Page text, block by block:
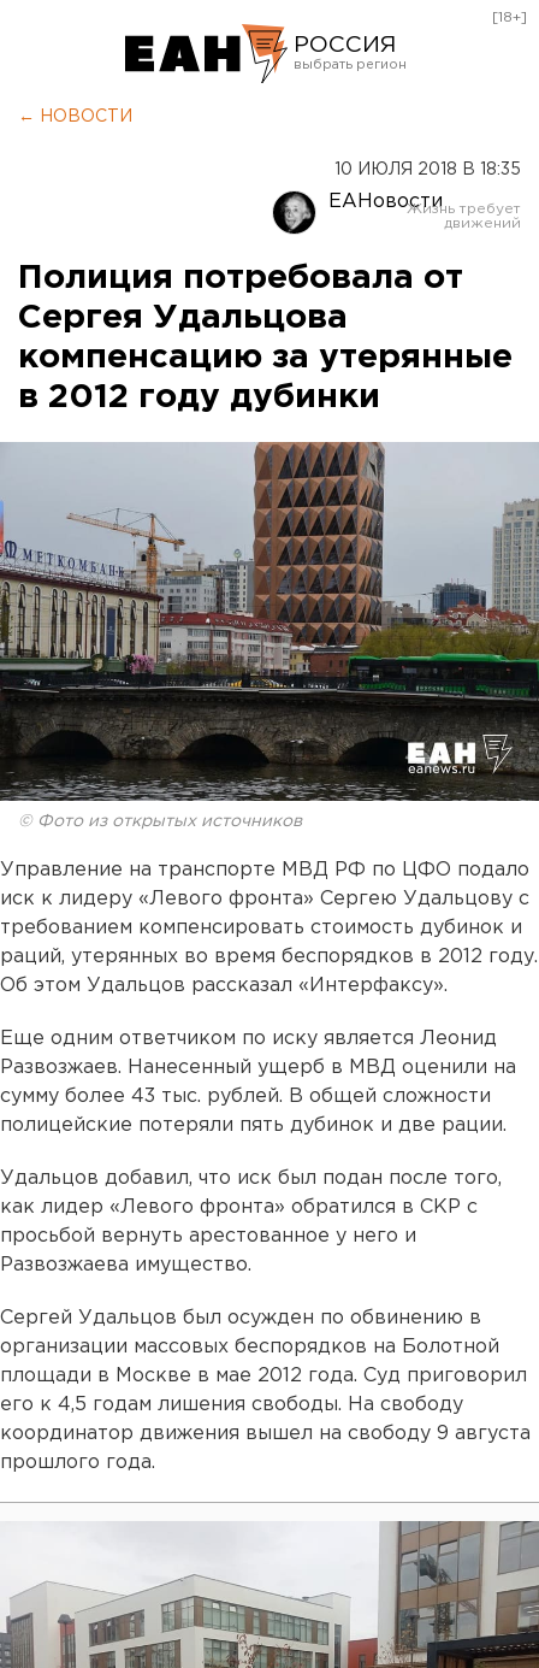
РОССИЯ
Оренбург
[18+]
← НОВОСТИ
10 ИЮЛЯ 2018 В 18:35
ЕАНовости
Полиция потребовала от
Сергея Удальцова
компенсацию за утерянные
в 2012 году дубинки
© Фото из открытых источников
Управление на транспорте МВД РФ по ЦФО подало
иск к лидеру «Левого фронта» Сергею Удальцову с
требованием компенсировать стоимость дубинок и
раций, утерянных во время беспорядков в 2012 году.
Об этом Удальцов рассказал «Интерфаксу».
Еще одним ответчиком по иску является Леонид
Развозжаев. Нанесенный ущерб в МВД оценили на
сумму более 43 тыс. рублей. В общей сложности
полицейские потеряли пять дубинок и две рации.
Удальцов добавил, что иск был подан после того,
как лидер «Левого фронта» обратился в СКР с
просьбой вернуть арестованное у него и
Развозжаева имущество.
Сергей Удальцов был осужден по обвинению в
организации массовых беспорядков на Болотной
площади в Москве в мае 2012 года. Суд приговорил
его к 4,5 годам лишения свободы. На свободу
координатор движения вышел на свободу 9 августа
прошлого года.